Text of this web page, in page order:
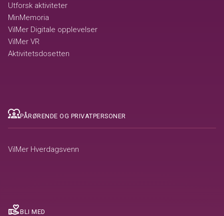
Utforsk aktiviteter
MinMemoria
VilMer Digitale opplevelser
VilMer VR
Aktivitetsdosetten
diversity_1PÅRØRENDE OG PRIVATPERSONER
VilMer Hverdagsvenn
volunteer_activismBLI MED